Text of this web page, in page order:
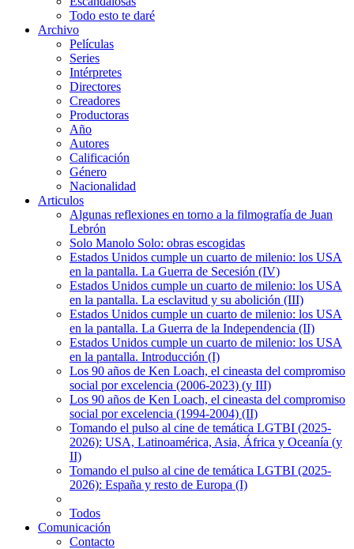
Todo esto te daré
Archivo
Películas
Series
Intérpretes
Directores
Creadores
Productoras
Año
Autores
Calificación
Género
Nacionalidad
Articulos
Algunas reflexiones en torno a la filmografía de Juan
Lebrón
Solo Manolo Solo: obras escogidas
Estados Unidos cumple un cuarto de milenio: los USA
en la pantalla. La Guerra de Secesión (IV)
Estados Unidos cumple un cuarto de milenio: los USA
en la pantalla. La esclavitud y su abolición (III)
Estados Unidos cumple un cuarto de milenio: los USA
en la pantalla. La Guerra de la Independencia (II)
Estados Unidos cumple un cuarto de milenio: los USA
en la pantalla. Introducción (I)
Los 90 años de Ken Loach, el cineasta del compromiso
social por excelencia (2006-2023) (y III)
Los 90 años de Ken Loach, el cineasta del compromiso
social por excelencia (1994-2004) (II)
Tomando el pulso al cine de temática LGTBI (2025-
2026): USA, Latinoamérica, Asia, África y Oceanía (y
II)
Tomando el pulso al cine de temática LGTBI (2025-
2026): España y resto de Europa (I)
Todos
Comunicación
Contacto